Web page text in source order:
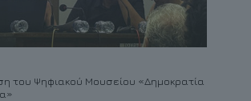
του Ψηφιακού Μουσείου «Δημοκρατία